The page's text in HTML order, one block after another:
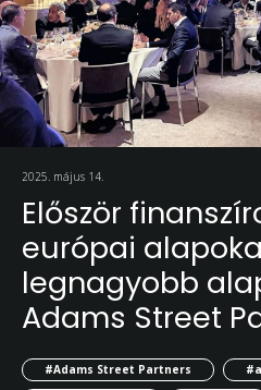
2025. május 14.
Először
európai
legnagyobb
Adams Street
#Adams Street Partners